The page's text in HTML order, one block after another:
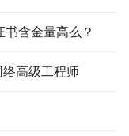
书含金量高么？
络高级工程师